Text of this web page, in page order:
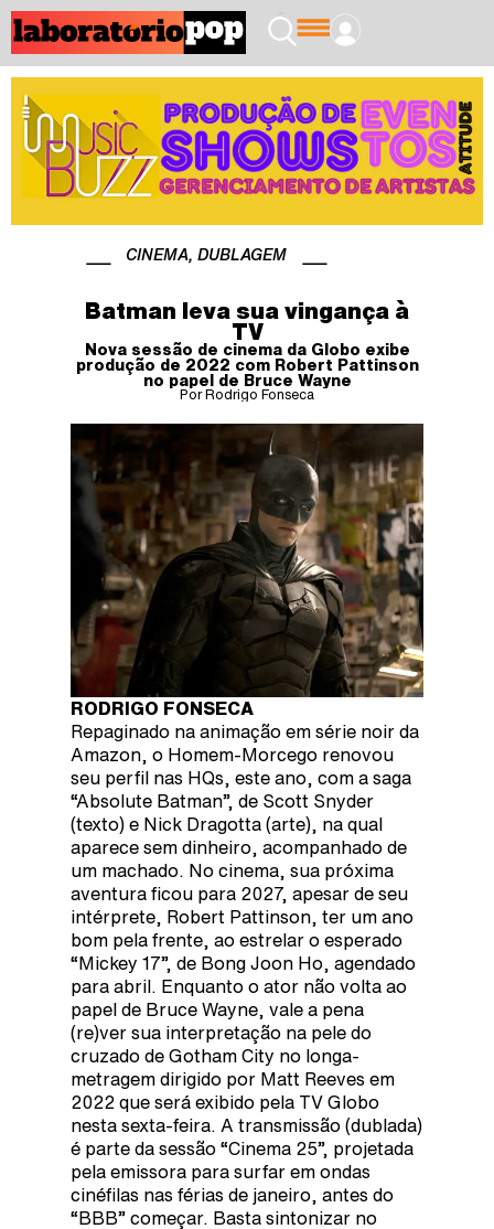
CINEMA DUBLAGEM
Batman leva sua vingança à
TV
Nova sessão de cinema da Globo exibe
produção de 2022 com Robert Pattinson
no papel de Bruce Wayne
Por Rodrigo Fonseca
RODRIGO FONSECA
Repaginado na animação em série noir da
Amazon, o Homem-Morcego renovou
seu perfil nas HQs, este ano, com a saga
“Absolute Batman”, de Scott Snyder
(texto) e Nick Dragotta (arte), na qual
aparece sem dinheiro, acompanhado de
um machado. No cinema, sua próxima
aventura ficou para 2027, apesar de seu
intérprete, Robert Pattinson, ter um ano
bom pela frente, ao estrelar o esperado
“Mickey 17”, de Bong Joon Ho, agendado
para abril. Enquanto o ator não volta ao
papel de Bruce Wayne, vale a pena
(re)ver sua interpretação na pele do
cruzado de Gotham City no longa-
metragem dirigido por Matt Reeves em
2022 que será exibido pela TV Globo
nesta sexta-feira. A transmissão (dublada)
é parte da sessão “Cinema 25”, projetada
pela emissora para surfar em ondas
cinéfilas nas férias de janeiro, antes do
“BBB” começar. Basta sintonizar no